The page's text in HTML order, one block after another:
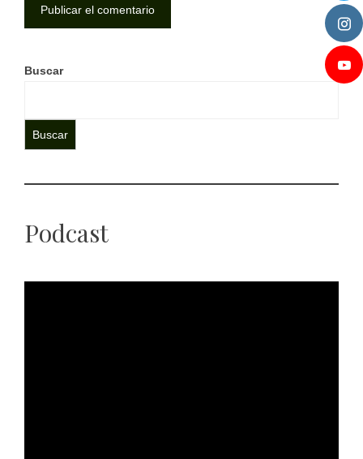
Buscar
Buscar
Podcast